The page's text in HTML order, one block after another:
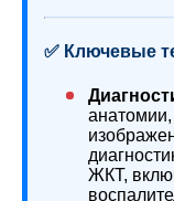
✅ Ключевые
анатомии,
ЖКТ,